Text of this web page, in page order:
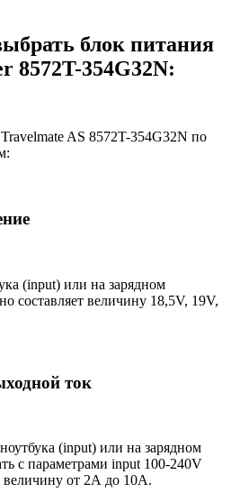
блок питания
8572T-354G32N:
AS 8572T-354G32N по
(input) или на зарядном
составляет величину 18,5V, 19V,
ток
(input) или на зарядном
с параметрами input 100-240V
величину от 2А до 10A.